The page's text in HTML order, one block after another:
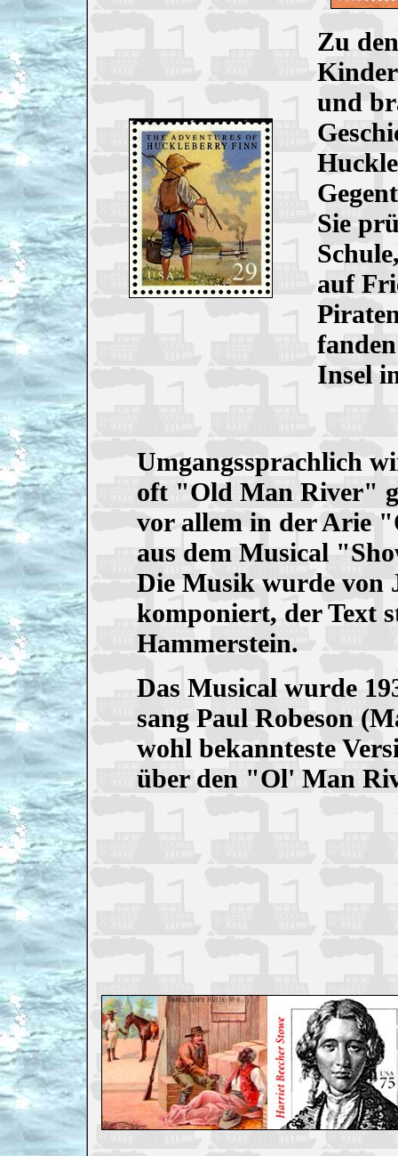
Zu
und
Sie
auf
Insel
Umgangssprachlich
oft "Old Man River"
vor allem in der Arie
aus dem Musical
Die Musik wurde von
komponiert, der Text
Hammerstein.
Das Musical wurde
sang Paul Robeson
wohl bekannteste
über den "Ol' Man